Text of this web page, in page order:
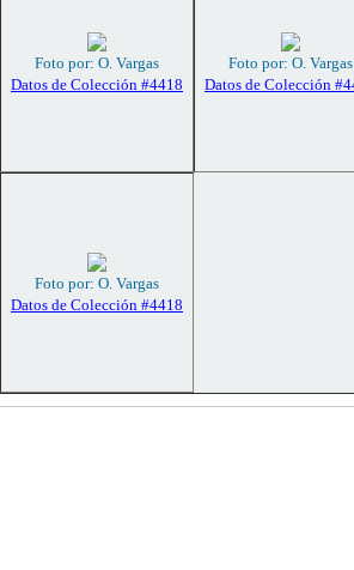
Foto por: O. Vargas
Datos de Colección #4418
Foto por: O. Vargas
Datos de Colección
Foto por: O. Vargas
Datos de Colección #4418